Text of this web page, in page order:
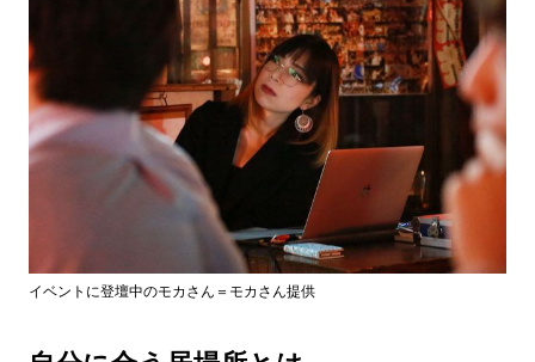
イベントに登壇中のモカさん＝モカさん提供